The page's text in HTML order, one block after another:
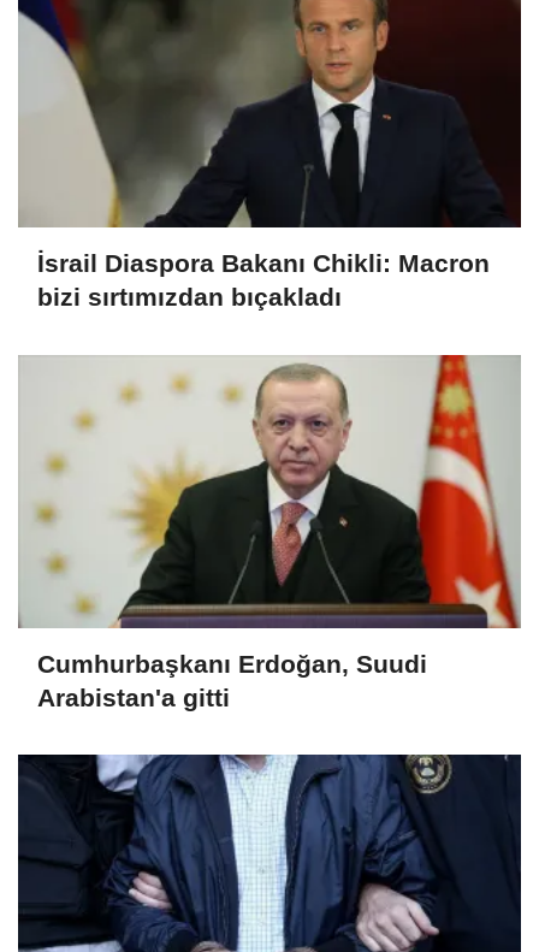
İsrail Diaspora Bakanı Chikli: Macron
bizi sırtımızdan bıçakladı
Cumhurbaşkanı Erdoğan, Suudi
Arabistan'a gitti